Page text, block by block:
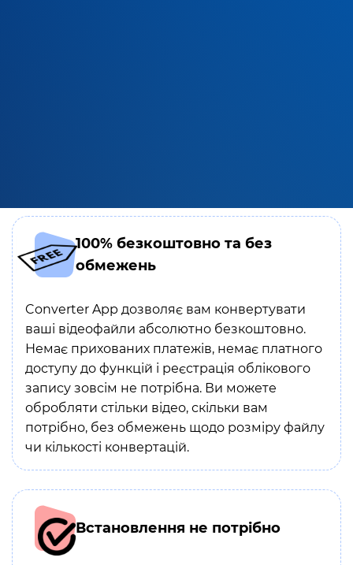
100% безкоштовно та без
обмежень
Converter App дозволяє вам конвертувати
ваші відеофайли абсолютно безкоштовно.
Немає прихованих платежів, немає платного
доступу до функцій і реєстрація облікового
запису зовсім не потрібна. Ви можете
обробляти стільки відео, скільки вам
потрібно, без обмежень щодо розміру файлу
чи кількості конвертацій.
Встановлення не потрібно